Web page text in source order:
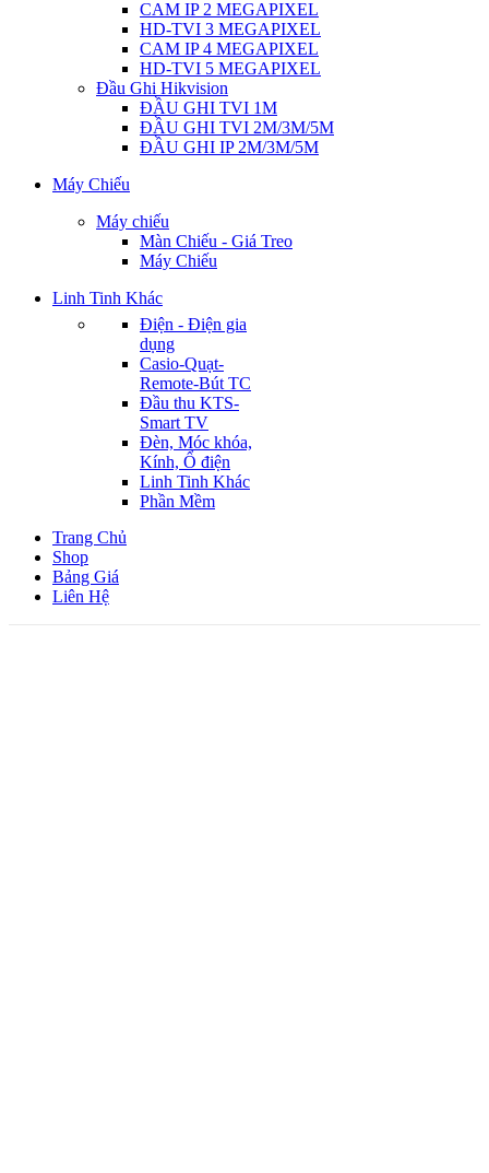
CAM IP 2 MEGAPIXEL
HD-TVI 3 MEGAPIXEL
CAM IP 4 MEGAPIXEL
HD-TVI 5 MEGAPIXEL
Đầu Ghi Hikvision
ĐẦU GHI TVI 1M
ĐẦU GHI TVI 2M/3M/5M
ĐẦU GHI IP 2M/3M/5M
Máy Chiếu
Máy chiếu
Màn Chiếu - Giá Treo
Máy Chiếu
Linh Tinh Khác
Điện - Điện gia
dụng
Casio-Quạt-
Remote-Bút TC
Đầu thu KTS-
Smart TV
Đèn, Móc khóa,
Kính, Ổ điện
Linh Tinh Khác
Phần Mềm
Trang Chủ
Shop
Bảng Giá
Liên Hệ